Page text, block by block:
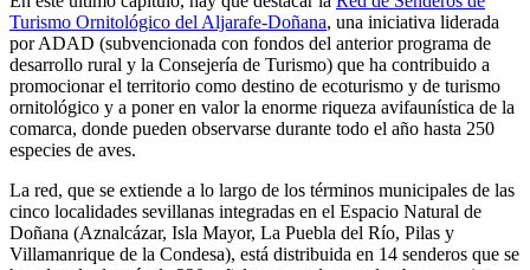
Turismo Ornitológico del Aljarafe-Doñana, una iniciativa liderada
por ADAD (subvencionada con fondos del anterior programa de
desarrollo rural y la Consejería de Turismo) que ha contribuido a
promocionar el territorio como destino de ecoturismo y de turismo
ornitológico y a poner en valor la enorme riqueza avifaunística de la
comarca, donde pueden observarse durante todo el año hasta 250
especies de aves.
La red, que se extiende a lo largo de los términos municipales de las
cinco localidades sevillanas integradas en el Espacio Natural de
Doñana (Aznalcázar, Isla Mayor, La Puebla del Río, Pilas y
Villamanrique de la Condesa), está distribuida en 14 senderos que se